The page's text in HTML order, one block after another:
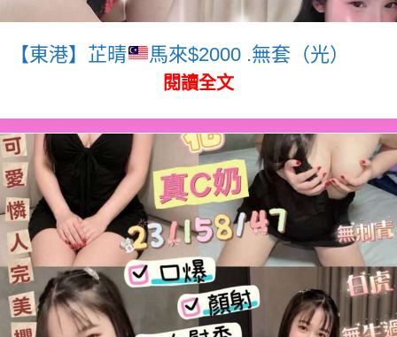
【東港】芷晴 馬來$2000 .無套（光）
閱讀全文